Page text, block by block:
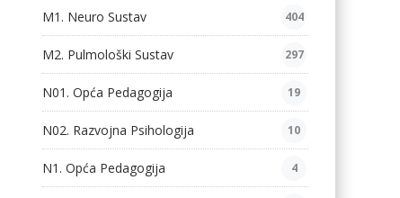
M1. Neuro Sustav 404
M2. Pulmološki Sustav 297
N01. Opća Pedagogija 19
N02. Razvojna Psihologija 10
N1. Opća Pedagogija 4